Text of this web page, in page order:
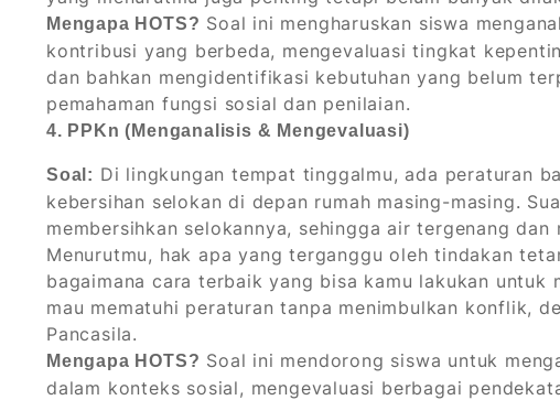
Mengapa HOTS? Soal ini mengharuskan siswa
kontribusi yang berbeda, mengevaluasi tingkat
dan bahkan mengidentifikasi kebutuhan yang belum
pemahaman fungsi sosial dan penilaian.
4. PPKn (Menganalisis & Mengevaluasi)
Soal: Di lingkungan tempat tinggalmu, ada peraturan
kebersihan selokan di depan rumah masing-masing.
membersihkan selokannya, sehingga air tergenang
Menurutmu, hak apa yang terganggu oleh tindakan
bagaimana cara terbaik yang bisa kamu lakukan
mau mematuhi peraturan tanpa menimbulkan konflik,
Pancasila.
Mengapa HOTS? Soal ini mendorong siswa untuk
dalam konteks sosial, mengevaluasi berbagai